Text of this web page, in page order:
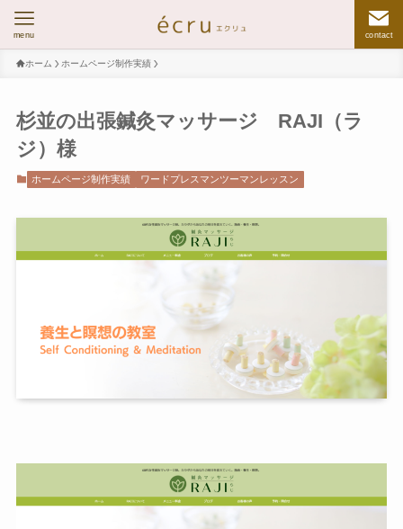
contact
menu
ホーム ホームページ制作実績
杉並の出張鍼灸マッサージ RAJI（ラ
ジ）様
ホームページ制作実績 ワードプレスマンツーマンレッスン